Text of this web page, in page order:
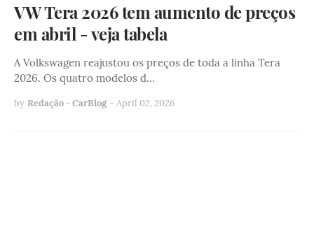
VW Tera 2026 tem aumento de preços
em abril - veja tabela
A Volkswagen reajustou os preços de toda a linha Tera
2026. Os quatro modelos d…
by Redação - CarBlog - April 02, 2026